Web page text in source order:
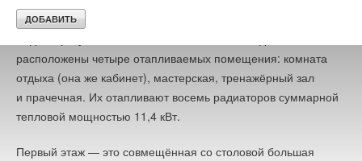
расположены четыре отапливаемых помещения: комната
отдыха (она же кабинет), мастерская, тренажёрный зал
и прачечная. Их отапливают восемь радиаторов суммарной
тепловой мощностью 11,4 кВт.
Первый этаж — это совмещённая со столовой большая
Ваше имя *